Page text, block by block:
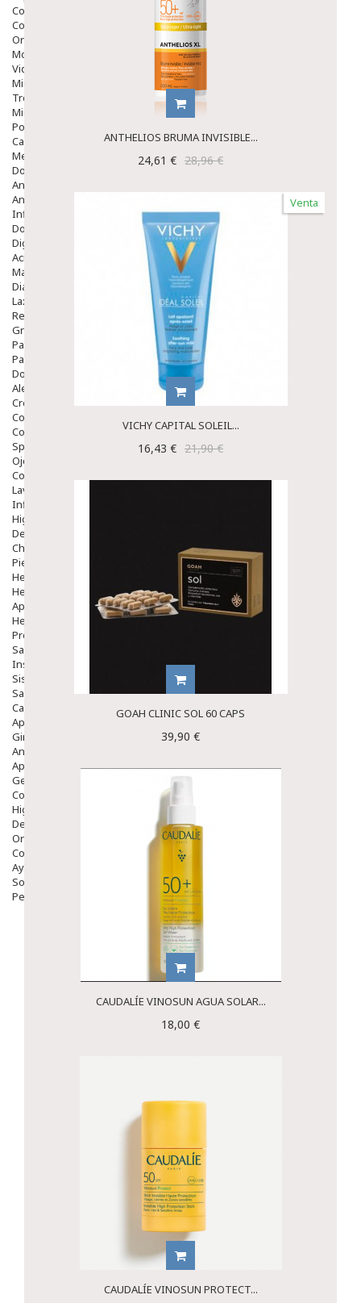
Colirios
Complementos Alimentarios.
Ortopedia - Accesorios
Movilidad
Vida Diaria
Miembro Superior
Tronco
Miembro Inferior
Podología
Calzado
Medicamentos
Dolor E Inflamación
Analgésicos
Anestésicos
Inflamación Articulaciones
Dolor Muscular / Articular
Digestivo
Acidez, Gases Y Ardores
Mala Digestion
Diarrea / Estreñimiento / Vómitos
Laxantes
Resfriados
Gripe Y Resfriados
Para La Tos
Para Descongestionar La Nariz
Dolor De Garganta
Alergias Y Picaduras
Cremas
Comprimidos
Colirios
Sprays
Ojos Y Oidos
Congestión
Lavado Ojos
Inflamación Del Oido (otitis)
Higiene Oido
Deshabituación Tabaquismo
Chicles
Piel
Herpes Y Hongos
Heridas Y úlceras
Aparato Genital
Hemorroides
Protectores Y Emolientes
Salud
Insomnio
Sistema Nervioso
Salud Bucodental
Capilar
Apósitos
Ginecología
Anticonceptivos
Aparato Genital
Gente Mayor
Cosmética
Higiene
Dentales
Ortopedia
Complementos Nutricionales.
Ayudas
Solares
Pedido express
ANTHELIOS BRUMA INVISIBLE...
24,61 € 28,96 €
Venta
VICHY CAPITAL SOLEIL...
16,43 € 21,90 €
GOAH CLINIC SOL 60 CAPS
39,90 €
CAUDALÍE VINOSUN AGUA SOLAR...
18,00 €
CAUDALÍE VINOSUN PROTECT...